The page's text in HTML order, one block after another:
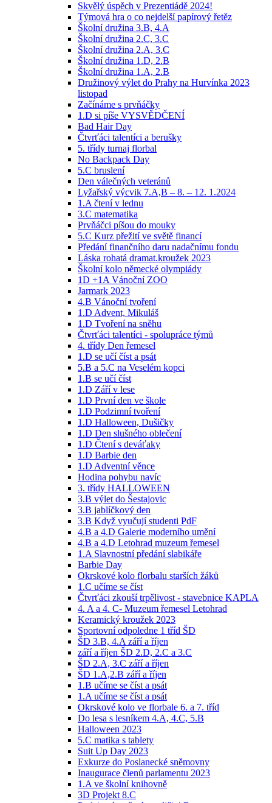
Skvělý úspěch v Prezentiádě 2024!
Týmová hra o co nejdelší papírový řetěz
Školní družina 3.B, 4.A
Školní družina 2.C, 3.C
Školní družina 2.A, 3.C
Školní družina 1.D, 2.B
Školní družina 1.A, 2.B
Družinový výlet do Prahy na Hurvínka 2023
listopad
Začínáme s prvňáčky
1.D si píše VYSVĚDČENÍ
Bad Hair Day
Čtvrťáci talentíci a berušky
5. třídy turnaj florbal
No Backpack Day
5.C bruslení
Den válečných veteránů
Lyžařský výcvik 7.A,B – 8. – 12. 1.2024
1.A čtení v lednu
3.C matematika
Prvňáčci píšou do mouky
5.C Kurz přežití ve světě financí
Předání finančního daru nadačnímu fondu
Láska rohatá dramat.kroužek 2023
Školní kolo německé olympiády
1D +1A Vánoční ZOO
Jarmark 2023
4.B Vánoční tvoření
1.D Advent, Mikuláš
1.D Tvoření na sněhu
Čtvrťáci talentíci - spolupráce týmů
4. třídy Den řemesel
1.D se učí číst a psát
5.B a 5.C na Veselém kopci
1.B se učí číst
1.D Září v lese
1.D První den ve škole
1.D Podzimní tvoření
1.D Halloween, Dušičky
1.D Den slušného oblečení
1.D Čtení s deváťaky
1.D Barbie den
1.D Adventní věnce
Hodina pohybu navíc
3. třídy HALLOWEEN
3.B výlet do Šestajovic
3.B jablíčkový den
3.B Když vyučují studenti PdF
4.B a 4.D Galerie moderního umění
4.B a 4.D Letohrad muzeum řemesel
1.A Slavnostní předání slabikáře
Barbie Day
Okrskové kolo florbalu starších žáků
1.C učíme se číst
Čtvrťáci zkouší trpělivost - stavebnice KAPLA
4. A a 4. C- Muzeum řemesel Letohrad
Keramický kroužek 2023
Sportovní odpoledne 1 tříd ŠD
ŠD 3.B, 4.A září a říjen
září a říjen ŠD 2.D, 2.C a 3.C
ŠD 2.A, 3.C září a říjen
ŠD 1.A,2.B září a říjen
1.B učíme se číst a psát
1.A učíme se číst a psát
Okrskové kolo ve florbale 6. a 7. tříd
Do lesa s lesníkem 4.A, 4.C, 5.B
Halloween 2023
5.C matika s tablety
Suit Up Day 2023
Exkurze do Poslanecké sněmovny
Inaugurace členů parlamentu 2023
1.A ve školní knihovně
3D Projekt 8.C